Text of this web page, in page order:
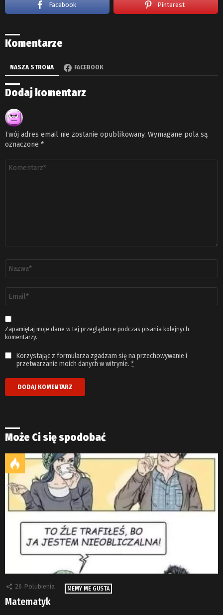
Facebook Pinterest
Komentarze
NASZA STRONA FACEBOOK
Dodaj komentarz
Twój adres email nie zostanie opublikowany. Wymagane pola są
oznaczone *
Komentarz
email
*
Zapamiętaj moje dane w tej przeglądarce podczas pisania kolejnych
komentarzy.
Korzystając z formularza zgadzam się na przechowywanie i
przetwarzanie moich danych w witrynie. *
Może Ci się spodobać
26 Polubienia MEMY ME GUSTA
Matematyk